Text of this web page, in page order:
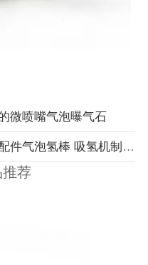
微喷嘴气泡曝气石
下一篇 : 大容量电解水制氢机配件气泡氢棒 吸氢机制富氢水配件溶氢棒
荐